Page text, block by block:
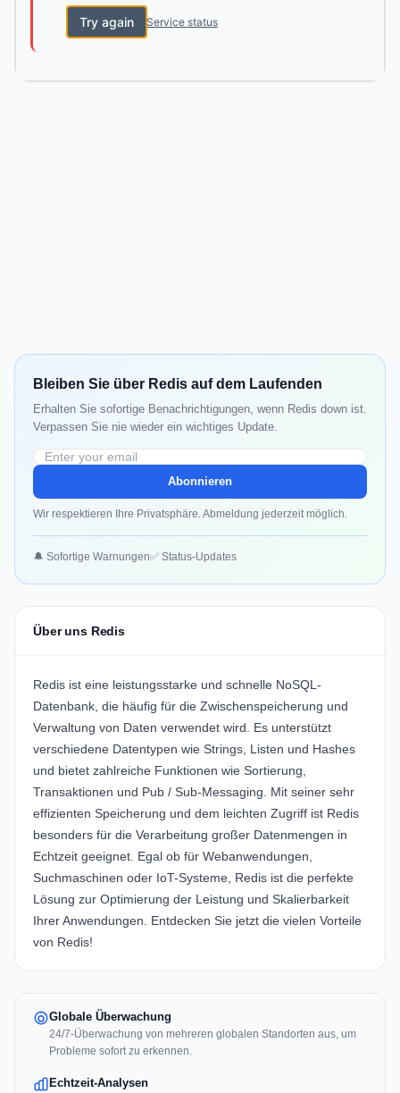
Try again Service status
Bleiben Sie über Redis auf dem Laufenden
Erhalten Sie sofortige Benachrichtigungen, wenn Redis down ist.
Verpassen Sie nie wieder ein wichtiges Update.
Abonnieren
Wir respektieren Ihre Privatsphäre. Abmeldung jederzeit möglich.
🔔 Sofortige Warnungen✅ Status-Updates
Über uns Redis
Redis ist eine leistungsstarke und schnelle NoSQL-
Datenbank, die häufig für die Zwischenspeicherung und
Verwaltung von Daten verwendet wird. Es unterstützt
verschiedene Datentypen wie Strings, Listen und Hashes
und bietet zahlreiche Funktionen wie Sortierung,
Transaktionen und Pub / Sub-Messaging. Mit seiner sehr
effizienten Speicherung und dem leichten Zugriff ist Redis
besonders für die Verarbeitung großer Datenmengen in
Echtzeit geeignet. Egal ob für Webanwendungen,
Suchmaschinen oder IoT-Systeme, Redis ist die perfekte
Lösung zur Optimierung der Leistung und Skalierbarkeit
Ihrer Anwendungen. Entdecken Sie jetzt die vielen Vorteile
von Redis!
Globale Überwachung
24/7-Überwachung von mehreren globalen Standorten aus, um
Probleme sofort zu erkennen.
Echtzeit-Analysen